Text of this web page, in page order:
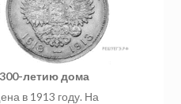
300-летию дома
в 1913 году. На